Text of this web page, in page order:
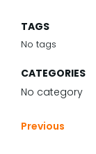
TAGS
No tags
CATEGORIES
No category
Previous